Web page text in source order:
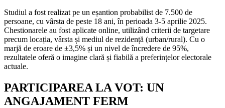
Studiul a fost realizat pe un eșantion probabilist de 7.500 de
persoane, cu vârsta de peste 18 ani, în perioada 3-5 aprilie 2025.
Chestionarele au fost aplicate online, utilizând criterii de targetare
precum locația, vârsta și mediul de rezidență (urban/rural). Cu o
marjă de eroare de ±3,5% și un nivel de încredere de 95%,
rezultatele oferă o imagine clară și fiabilă a preferințelor electorale
actuale.
PARTICIPAREA LA VOT: UN
ANGAJAMENT FERM